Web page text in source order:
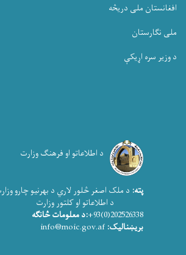
افغانستان ملی دریڅه
ملی نگارستان
د وزیر سره اړیکې
د اطلاعاتو او فرهنګ وزارت
پته: د ملک اصغر څلور لاري د بهرنیو چارو
د اطلاعاتو او کلتور وزارت
202526338(0)93+
:د معلومات څانګه
بریښنالیک: info@moic.gov.af